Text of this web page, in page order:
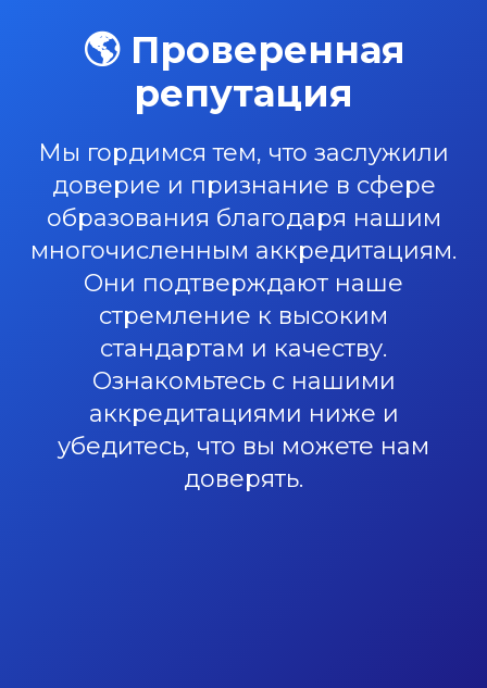
🌎 Проверенная
репутация
Мы гордимся тем, что заслужили
доверие и признание в сфере
образования благодаря нашим
многочисленным аккредитациям.
Они подтверждают наше
стремление к высоким
стандартам и качеству.
Ознакомьтесь с нашими
аккредитациями ниже и
убедитесь, что вы можете нам
доверять.